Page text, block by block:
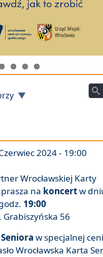
2024 - 19:00
Wrocławskiej Karty
na koncertw
19:00
Grabiszyńska 56
w specjalnej
Wrocławska Karta